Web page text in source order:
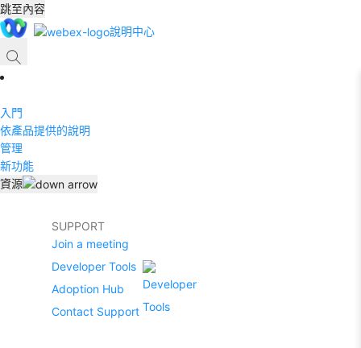
跳至內容
說明中心
入門
依產品提供的說明
管理
新功能
資源
SUPPORT
Join a meeting
Developer Tools
Adoption Hub
Contact Support